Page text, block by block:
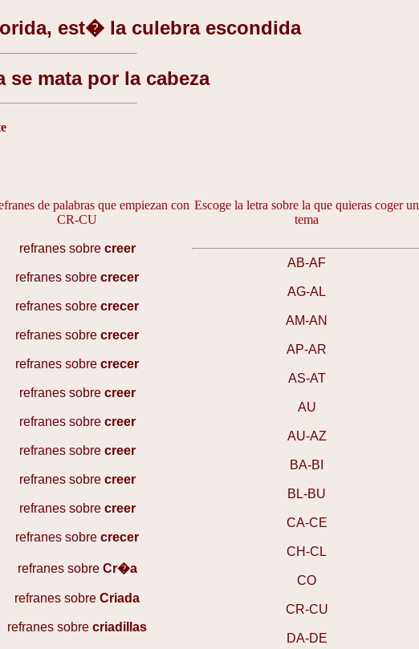
est� la culebra escondida
se mata por la cabeza
de palabras que empiezan con
CR-CU
refranes sobre creer
refranes sobre crecer
refranes sobre crecer
refranes sobre crecer
refranes sobre crecer
refranes sobre creer
refranes sobre creer
refranes sobre creer
refranes sobre creer
refranes sobre creer
refranes sobre crecer
refranes sobre Cr�a
refranes sobre Criada
refranes sobre criadillas
Escoge la letra sobre la que quieras coger un
tema
AB-AF
AG-AL
AM-AN
AP-AR
AS-AT
AU
AU-AZ
BA-BI
BL-BU
CA-CE
CH-CL
CO
CR-CU
DA-DE